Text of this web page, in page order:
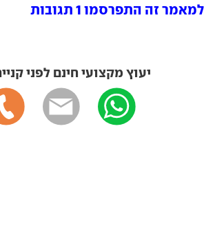
למאמר זה התפרסמו 1 תגובות
יעוץ מקצועי חינם לפני